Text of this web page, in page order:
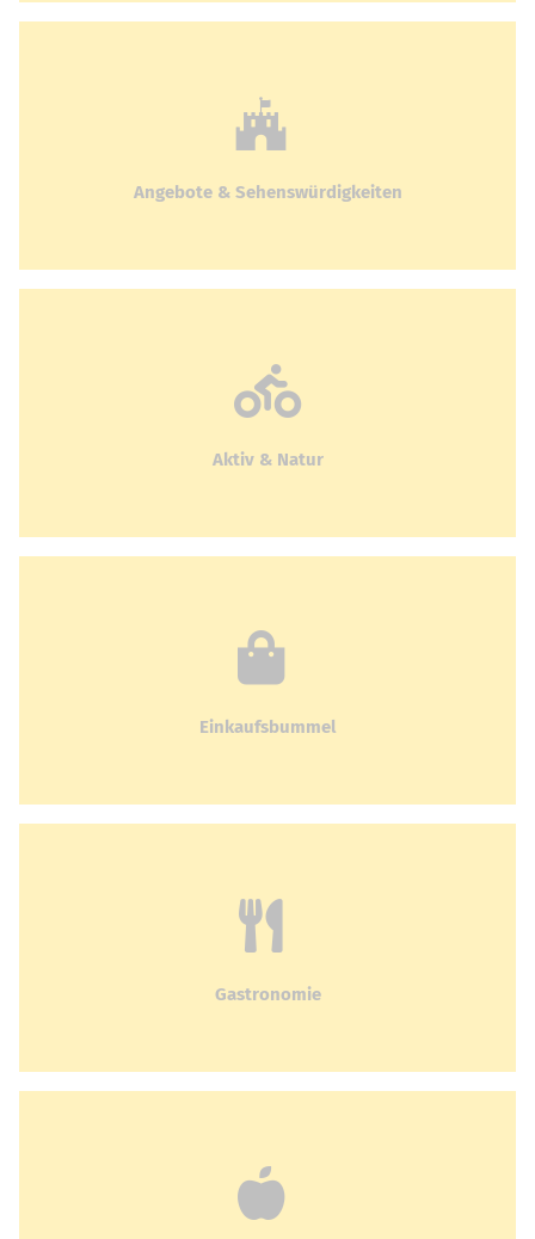
Angebote & Sehenswürdigkeiten
Aktiv & Natur
Einkaufsbummel
Gastronomie